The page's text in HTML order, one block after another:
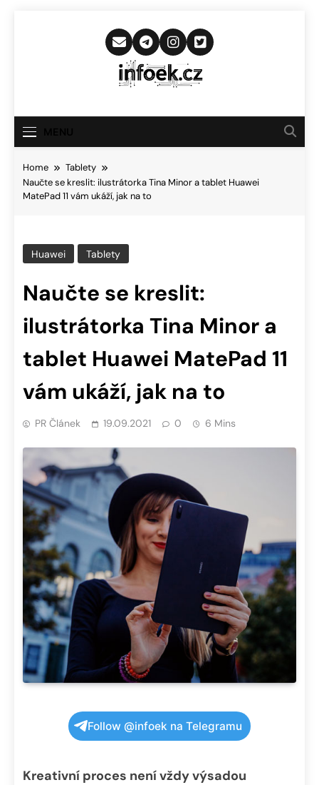
Infoek.cz
Novinkám
Home
Tablety
Naučte se kreslit: ilustrátorka Tina Minor a tablet Huawei
MatePad 11 vám ukáží, jak na to
Huawei Tablety
Naučte se kreslit:
ilustrátorka Tina Minor a
tablet Huawei MatePad 11
vám ukáží, jak na to
PR Článek 19.09.2021 0 6 Mins
Follow @infoek na Telegramu
Kreativní proces není vždy výsadou